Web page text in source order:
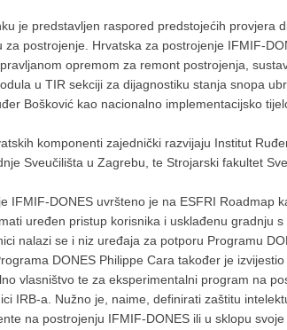
je predstavljen raspored predstojećih provjera
za postrojenje. Hrvatska za postrojenje IFMIF-
opremom za remont postrojenja,
u TIR sekciji za dijagnostiku stanja snopa
Bošković kao nacionalno implementacijsko
komponenti zajednički razvijaju Institut
Sveučilišta u Zagrebu, te Strojarski fakultet
IFMIF-DONES uvršteno je na ESFRI Roadmap
uređen pristup korisnika i usklađenu gradnju
nalazi se i niz uređaja za potporu Programu
DONES Philippe Cara također je
vlasništvo te za eksperimentalni program na
IRB-a. Nužno je, naime, definirati zaštitu
na postrojenju IFMIF-DONES ili u sklopu